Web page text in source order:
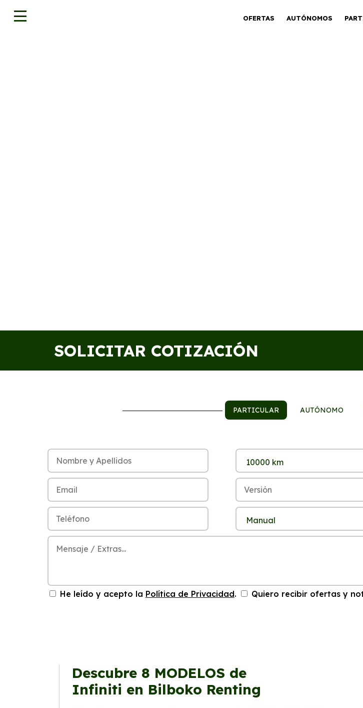
OFERTAS AUTÓNOMOS
SOLICITAR COTIZACIÓN
PARTICULAR AUTÓNOMO
He leído y acepto la Política de Privacidad. Quiero recibir ofertas y
Descubre 8 MODELOS de
Infiniti en Bilboko Renting